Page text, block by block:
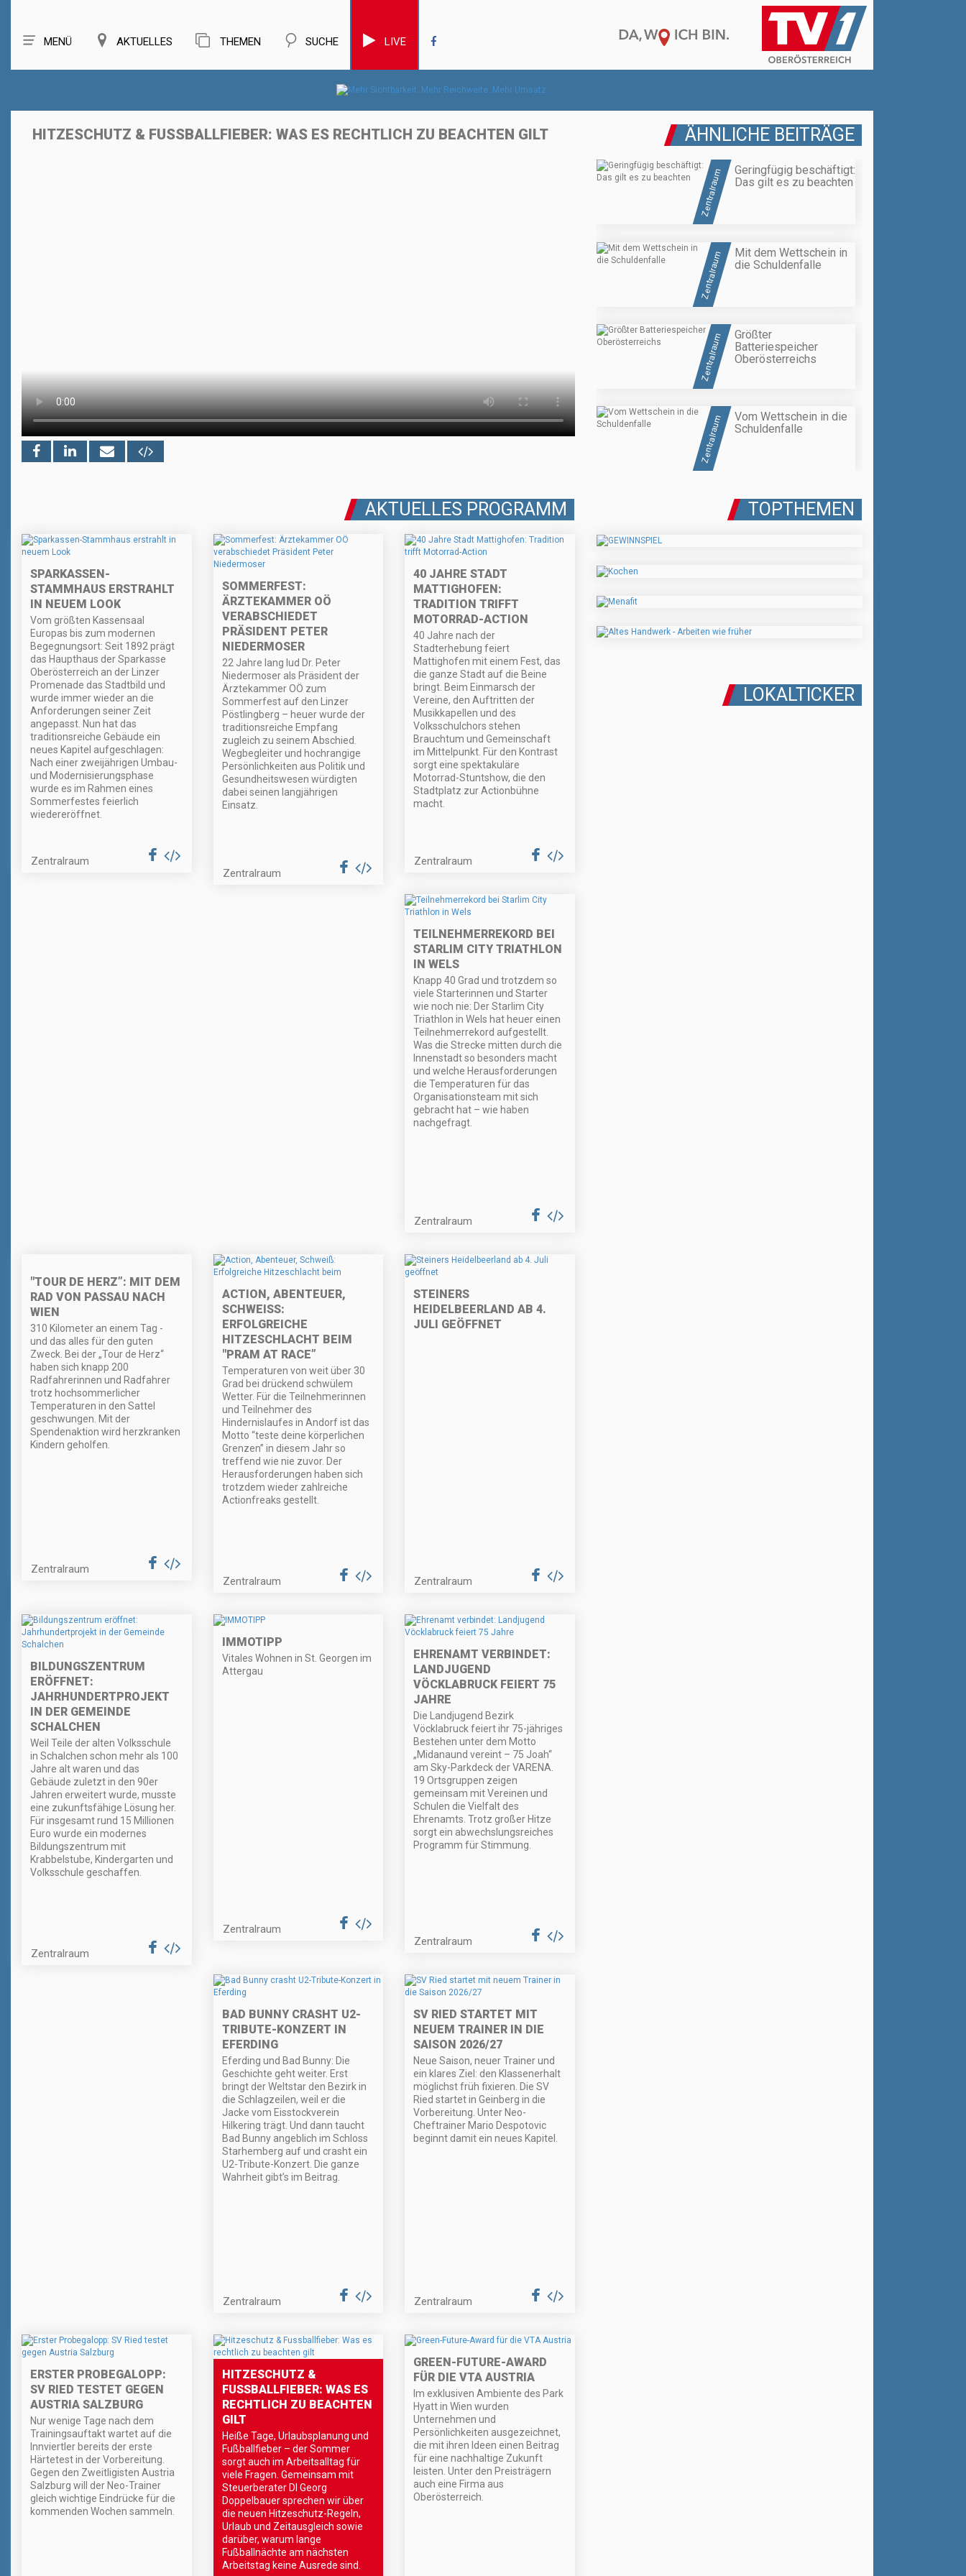
MENÜ AKTUELLES THEMEN SUCHE LIVE
HITZESCHUTZ & FUSSBALLFIEBER: WAS ES RECHTLICH ZU BEACHTEN GILT ÄHNLICHE BEITRÄGE
Zentralraum
Geringfügig beschäftigt:
Das gilt es zu beachten
Zentralraum
Mit dem Wettschein in
die Schuldenfalle
Zentralraum
Größter
Batteriespeicher
Oberösterreichs
Zentralraum
Vom Wettschein in die
Schuldenfalle
AKTUELLES PROGRAMM
SPARKASSEN-
STAMMHAUS ERSTRAHLT
IN NEUEM LOOK
Vom größten Kassensaal
Europas bis zum modernen
Begegnungsort: Seit 1892 prägt
das Haupthaus der Sparkasse
Oberösterreich an der Linzer
Promenade das Stadtbild und
wurde immer wieder an die
Anforderungen seiner Zeit
angepasst. Nun hat das
traditionsreiche Gebäude ein
neues Kapitel aufgeschlagen:
Nach einer zweijährigen Umbau-
und Modernisierungsphase
wurde es im Rahmen eines
Sommerfestes feierlich
wiedereröffnet.
Zentralraum
SOMMERFEST:
ÄRZTEKAMMER OÖ
VERABSCHIEDET
PRÄSIDENT PETER
NIEDERMOSER
22 Jahre lang lud Dr. Peter
Niedermoser als Präsident der
Ärztekammer OÖ zum
Sommerfest auf den Linzer
Pöstlingberg – heuer wurde der
traditionsreiche Empfang
zugleich zu seinem Abschied.
Wegbegleiter und hochrangige
Persönlichkeiten aus Politik und
Gesundheitswesen würdigten
dabei seinen langjährigen
Einsatz.
Zentralraum
40 JAHRE STADT
MATTIGHOFEN:
TRADITION TRIFFT
MOTORRAD-ACTION
40 Jahre nach der
Stadterhebung feiert
Mattighofen mit einem Fest, das
die ganze Stadt auf die Beine
bringt. Beim Einmarsch der
Vereine, den Auftritten der
Musikkapellen und des
Volksschulchors stehen
Brauchtum und Gemeinschaft
im Mittelpunkt. Für den Kontrast
sorgt eine spektakuläre
Motorrad-Stuntshow, die den
Stadtplatz zur Actionbühne
macht.
Zentralraum
TEILNEHMERREKORD BEI
STARLIM CITY TRIATHLON
IN WELS
Knapp 40 Grad und trotzdem so
viele Starterinnen und Starter
wie noch nie: Der Starlim City
Triathlon in Wels hat heuer einen
Teilnehmerrekord aufgestellt.
Was die Strecke mitten durch die
Innenstadt so besonders macht
und welche Herausforderungen
die Temperaturen für das
Organisationsteam mit sich
gebracht hat – wie haben
nachgefragt.
Zentralraum
"TOUR DE HERZ”: MIT DEM
RAD VON PASSAU NACH
WIEN
310 Kilometer an einem Tag -
und das alles für den guten
Zweck. Bei der „Tour de Herz“
haben sich knapp 200
Radfahrerinnen und Radfahrer
trotz hochsommerlicher
Temperaturen in den Sattel
geschwungen. Mit der
Spendenaktion wird herzkranken
Kindern geholfen.
Zentralraum
ACTION, ABENTEUER,
SCHWEISS: E
RFOLGREICHE H
ITZESCHLACHT BEIM "
PRAM AT RACE”
Temperaturen von weit über 30
Grad bei drückend schwülem
Wetter. Für die Teilnehmerinnen
und Teilnehmer des
Hindernislaufes in Andorf ist das
Motto “teste deine körperlichen
Grenzen” in diesem Jahr so
treffend wie nie zuvor. Der
Herausforderungen haben sich
trotzdem wieder zahlreiche
Actionfreaks gestellt.
Zentralraum
STEINERS
HEIDELBEERLAND AB 4.
JULI GEÖFFNET
Zentralraum
BILDUNGSZENTRUM
ERÖFFNET:
JAHRHUNDERTPROJEKT
IN DER GEMEINDE
SCHALCHEN
Weil Teile der alten Volksschule
in Schalchen schon mehr als 100
Jahre alt waren und das
Gebäude zuletzt in den 90er
Jahren erweitert wurde, musste
eine zukunftsfähige Lösung her.
Für insgesamt rund 15 Millionen
Euro wurde ein modernes
Bildungszentrum mit
Krabbelstube, Kindergarten und
Volksschule geschaffen.
Zentralraum
IMMOTIPP
Vitales Wohnen in St. Georgen im
Attergau
Zentralraum
EHRENAMT VERBINDET:
LANDJUGEND
VÖCKLABRUCK FEIERT 75
JAHRE
Die Landjugend Bezirk
Vöcklabruck feiert ihr 75-jähriges
Bestehen unter dem Motto
„Midanaund vereint – 75 Joah“
am Sky-Parkdeck der VARENA.
19 Ortsgruppen zeigen
gemeinsam mit Vereinen und
Schulen die Vielfalt des
Ehrenamts. Trotz großer Hitze
sorgt ein abwechslungsreiches
Programm für Stimmung.
Zentralraum
BAD BUNNY CRASHT U2-
TRIBUTE-KONZERT IN
EFERDING
Eferding und Bad Bunny: Die
Geschichte geht weiter. Erst
bringt der Weltstar den Bezirk in
die Schlagzeilen, weil er die
Jacke vom Eisstockverein
Hilkering trägt. Und dann taucht
Bad Bunny angeblich im Schloss
Starhemberg auf und crasht ein
U2-Tribute-Konzert. Die ganze
Wahrheit gibt’s im Beitrag.
Zentralraum
SV RIED STARTET MIT
NEUEM TRAINER IN DIE
SAISON 2026/27
Neue Saison, neuer Trainer und
ein klares Ziel: den Klassenerhalt
möglichst früh fixieren. Die SV
Ried startet in Geinberg in die
Vorbereitung. Unter Neo-
Cheftrainer Mario Despotovic
beginnt damit ein neues Kapitel.
Zentralraum
ERSTER PROBEGALOPP:
SV RIED TESTET GEGEN
AUSTRIA SALZBURG
Nur wenige Tage nach dem
Trainingsauftakt wartet auf die
Innviertler bereits der erste
Härtetest in der Vorbereitung.
Gegen den Zweitligisten Austria
Salzburg will der Neo-Trainer
gleich wichtige Eindrücke für die
kommenden Wochen sammeln.
HITZESCHUTZ &
FUSSBALLFIEBER: WAS ES
RECHTLICH ZU BEACHTEN
GILT
Heiße Tage, Urlaubsplanung und
Fußballfieber – der Sommer
sorgt auch im Arbeitsalltag für
viele Fragen. Gemeinsam mit
Steuerberater DI Georg
Doppelbauer sprechen wir über
die neuen Hitzeschutz-Regeln,
Urlaub und Zeitausgleich sowie
darüber, warum lange
Fußballnächte am nächsten
Arbeitstag keine Ausrede sind.
GREEN-FUTURE-AWARD
FÜR DIE VTA AUSTRIA
Im exklusiven Ambiente des Park
Hyatt in Wien wurden
Unternehmen und
Persönlichkeiten ausgezeichnet,
die mit ihren Ideen einen Beitrag
für eine nachhaltige Zukunft
leisten. Unter den Preisträgern
auch eine Firma aus
Oberösterreich.
TOPTHEMEN
LOKALTICKER